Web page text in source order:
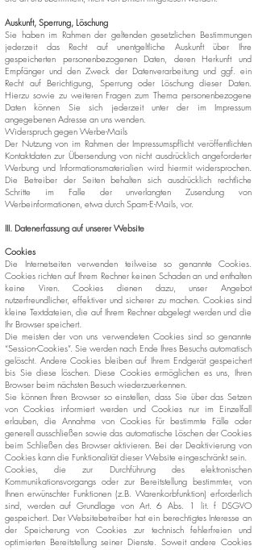
Auskunft, Sperrung, Löschung
Sie haben im Rahmen der geltenden gesetzlichen Bestimmungen
jederzeit das Recht auf unentgeltliche Auskunft über Ihre
gespeicherten personenbezogenen Daten, deren Herkunft und
Empfänger und den Zweck der Datenverarbeitung und ggf. ein
Recht auf Berichtigung, Sperrung oder Löschung dieser Daten.
Hierzu sowie zu weiteren Fragen zum Thema personenbezogene
Daten können Sie sich jederzeit unter der im Impressum
angegebenen Adresse an uns wenden.
Widerspruch gegen Werbe-Mails
Der Nutzung von im Rahmen der Impressumspflicht veröffentlichten
Kontaktdaten zur Übersendung von nicht ausdrücklich angeforderter
Werbung und Informationsmaterialien wird hiermit widersprochen.
Die Betreiber der Seiten behalten sich ausdrücklich rechtliche
Schritte im Falle der unverlangten Zusendung von
Werbeinformationen, etwa durch Spam-E-Mails, vor.
III. Datenerfassung auf unserer Website
Cookies
Die Internetseiten verwenden teilweise so genannte Cookies.
Cookies richten auf Ihrem Rechner keinen Schaden an und enthalten
keine Viren. Cookies dienen dazu, unser Angebot
nutzerfreundlicher, effektiver und sicherer zu machen. Cookies sind
kleine Textdateien, die auf Ihrem Rechner abgelegt werden und die
Ihr Browser speichert.
Die meisten der von uns verwendeten Cookies sind so genannte
“Session-Cookies”. Sie werden nach Ende Ihres Besuchs automatisch
gelöscht. Andere Cookies bleiben auf Ihrem Endgerät gespeichert
bis Sie diese löschen. Diese Cookies ermöglichen es uns, Ihren
Browser beim nächsten Besuch wiederzuerkennen.
Sie können Ihren Browser so einstellen, dass Sie über das Setzen
von Cookies informiert werden und Cookies nur im Einzelfall
erlauben, die Annahme von Cookies für bestimmte Fälle oder
generell ausschließen sowie das automatische Löschen der Cookies
beim Schließen des Browser aktivieren. Bei der Deaktivierung von
Cookies kann die Funktionalität dieser Website eingeschränkt sein.
Cookies, die zur Durchführung des elektronischen
Kommunikationsvorgangs oder zur Bereitstellung bestimmter, von
Ihnen erwünschter Funktionen (z.B. Warenkorbfunktion) erforderlich
sind, werden auf Grundlage von Art. 6 Abs. 1 lit. f DSGVO
gespeichert. Der Websitebetreiber hat ein berechtigtes Interesse an
der Speicherung von Cookies zur technisch fehlerfreien und
optimierten Bereitstellung seiner Dienste. Soweit andere Cookies